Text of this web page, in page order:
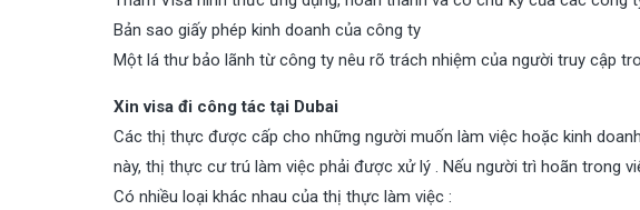
Bản sao giấy phép kinh doanh của công ty
Một lá thư bảo lãnh từ công ty nêu rõ trách nhiệm của người truy cập
Xin visa đi công tác tại Dubai
Các thị thực được cấp cho những người muốn làm việc hoặc kinh
này, thị thực cư trú làm việc phải được xử lý . Nếu người trì hoãn trong
Có nhiều loại khác nhau của thị thực làm việc :